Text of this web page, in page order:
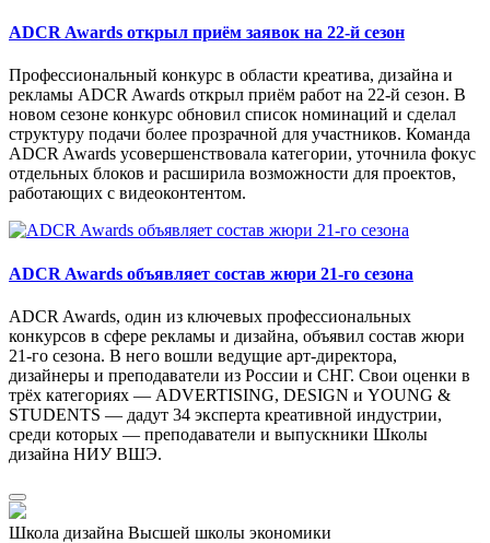
ADCR Awards открыл приём заявок на 22-й сезон
Профессиональный конкурс в области креатива, дизайна и
рекламы ADCR Awards открыл приём работ на 22-й сезон. В
новом сезоне конкурс обновил список номинаций и сделал
структуру подачи более прозрачной для участников. Команда
ADCR Awards усовершенствовала категории, уточнила фокус
отдельных блоков и расширила возможности для проектов,
работающих с видеоконтентом.
ADCR Awards объявляет состав жюри 21-го сезона
ADCR Awards, один из ключевых профессиональных
конкурсов в сфере рекламы и дизайна, объявил состав жюри
21-го сезона. В него вошли ведущие арт-директора,
дизайнеры и преподаватели из России и СНГ. Свои оценки в
трёх категориях — ADVERTISING, DESIGN и YOUNG &
STUDENTS — дадут 34 эксперта креативной индустрии,
среди которых — преподаватели и выпускники Школы
дизайна НИУ ВШЭ.
Школа дизайна Высшей школы экономики